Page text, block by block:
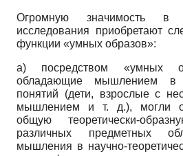
Огромную значимость в
исследования приобретают
функции «умных образов»:
а) посредством «умных
обладающие мышлением в
понятий (дети, взрослые с
мышлением и т. д.), могли
общую теоретически-
различных предметных
мышления в научно-